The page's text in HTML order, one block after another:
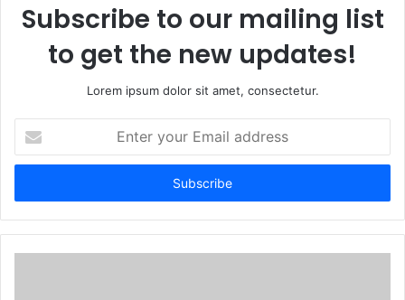
Subscribe to our mailing list
to get the new updates!
Lorem ipsum dolor sit amet, consectetur.
your
Email